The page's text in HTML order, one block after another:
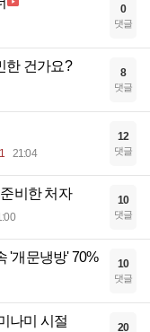
0
댓글
한 건가요? 8
댓글
21:04
12
댓글
비한 처자 10
댓글
'개문냉방' 70% 10
댓글
나미 시절 20